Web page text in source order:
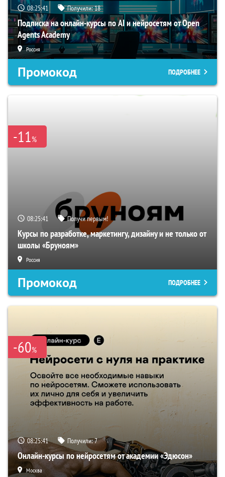
08:25:40 Получили:18
Подписка на онлайн-курсы по AI и нейросетям от Open
Agents Academy
Россия
Промокод ПОДРОБНЕЕ
-11%
08:25:40 Получи первым!
Курсы по разработке, маркетингу, дизайну и не только от
школы «Бруноям»
Россия
Промокод ПОДРОБНЕЕ
-60%
08:25:40 Получили:7
Онлайн-курсы по нейросетям от академии «Эдюсон»
Москва